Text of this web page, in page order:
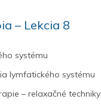
– Lekcia 8
systému
lymfatického systému
– relaxačné techniky